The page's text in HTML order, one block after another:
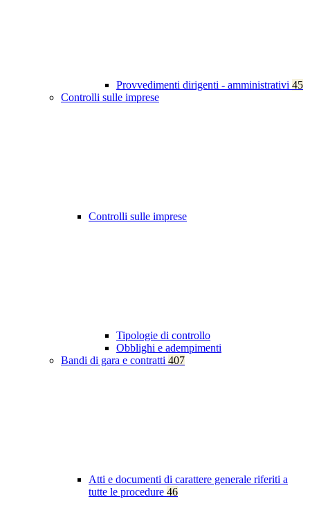
Provvedimenti dirigenti - amministrativi 45
Controlli sulle imprese
Controlli sulle imprese
Tipologie di controllo
Obblighi e adempimenti
Bandi di gara e contratti 407
Atti e documenti di carattere generale riferiti a
tutte le procedure 46